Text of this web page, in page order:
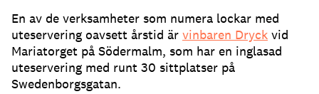
En av de verksamheter som numera lockar med
uteservering oavsett årstid är vinbaren Dryck vid
Mariatorget på Södermalm, som har en inglasad
uteservering med runt 30 sittplatser på
Swedenborgsgatan.